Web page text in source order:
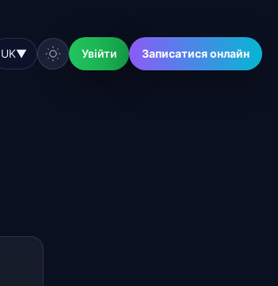
UK▼ Увійти Записатися онлайн